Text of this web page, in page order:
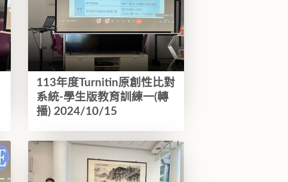
113年度Turnitin原創性比對
系統-學生版教育訓練一(轉
播) 2024/10/15